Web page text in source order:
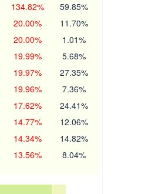
134.82% 59.85%
20.00% 11.70%
20.00% 1.01%
19.99% 5.68%
19.97% 27.35%
19.96% 7.36%
17.62% 24.41%
14.77% 12.06%
14.34% 14.82%
13.56% 8.04%